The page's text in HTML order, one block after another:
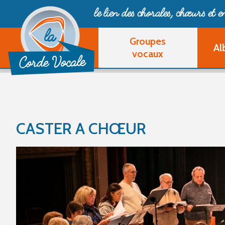
le lien des chorales, chœurset
Groupes
vocaux
CASTER A CHŒUR